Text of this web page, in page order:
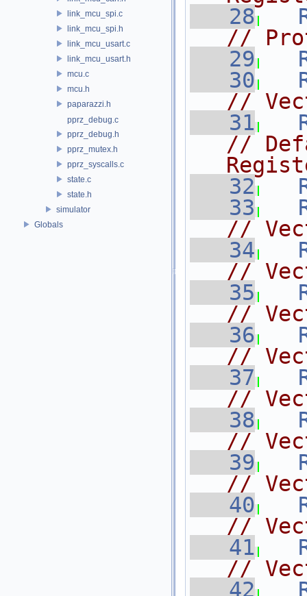
link_mcu_spi.c
link_mcu_spi.h
link_mcu_usart.c
link_mcu_usart.h
mcu.c
mcu.h
paparazzi.h
pprz_debug.c
pprz_debug.h
pprz_mutex.h
pprz_syscalls.c
state.c
state.h
simulator
Globals
   28
//
   29
   30
//
   31
//
   32
   33
//
   34
//
   35
//
   36
//
   37
//
   38
//
   39
//
   40
//
   41
//
   42